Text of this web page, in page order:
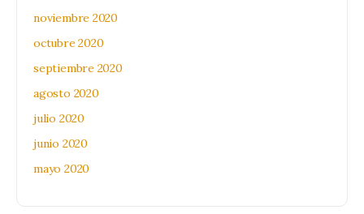
noviembre 2020
octubre 2020
septiembre 2020
agosto 2020
julio 2020
junio 2020
mayo 2020